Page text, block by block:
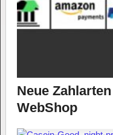
Neue
WebShop